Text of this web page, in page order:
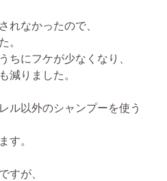
れなかったので、
。
ちにフケが少なくなり、
減りました。
ル以外のシャンプーを使う
す。
すが、